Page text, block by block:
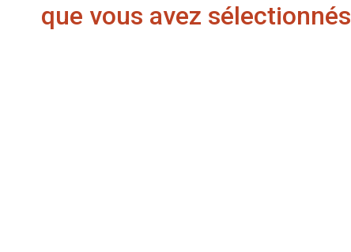
que vous avez sélectionnés